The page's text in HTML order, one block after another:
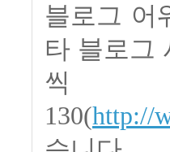
블로그 어
타 블로그
씩
130(http://